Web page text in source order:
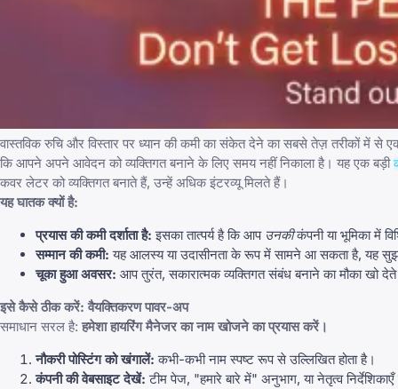
वास्तविक रुचि और विस्तार पर ध्यान की कमी का संकेत देने का सबसे तेज़ तरीकों में से
कि आपने अपने आवेदन को व्यक्तिगत बनाने के लिए समय नहीं निकाला है। यह एक बड़ी
कवर लेटर को व्यक्तिगत बनाते हैं, उन्हें अधिक इंटरव्यू मिलते हैं।
यह घातक क्यों है:
प्रयास की कमी दर्शाता है: इसका तात्पर्य है कि आप उनकीकंपनी या भूमिका में
सम्मान की कमी: यह आलस्य या उदासीनता के रूप में सामने आ सकता है, यह
चूका हुआ अवसर: आप तुरंत, सकारात्मक व्यक्तिगत संबंध बनाने का मौका खो
इसे कैसे ठीक करें: वैयक्तिकरण पावर-अप
समाधान सरल है: हमेशा हायरिंग मैनेजर का नाम खोजने का प्रयास करें।
नौकरी पोस्टिंग को खंगालें: कभी-कभी नाम स्पष्ट रूप से उल्लिखित होता है।
कंपनी की वेबसाइट देखें: टीम पेज, "हमारे बारे में" अनुभाग, या नेतृत्व